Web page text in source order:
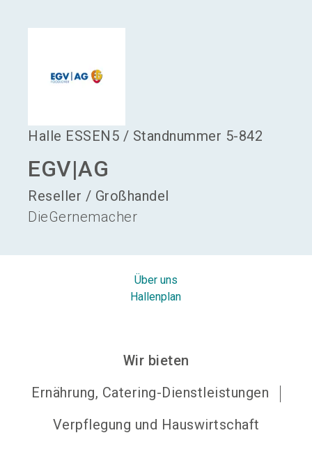
Halle ESSEN5 / Standnummer 5-842
EGV|AG
Reseller / Großhandel
DieGernemacher
Über uns
Hallenplan
Wir bieten
Ernährung, Catering-Dienstleistungen
Verpflegung und Hauswirtschaft